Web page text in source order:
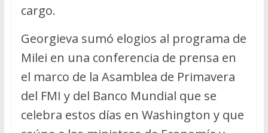
cargo.
Georgieva sumó elogios al programa de
Milei en una conferencia de prensa en
el marco de la Asamblea de Primavera
del FMI y del Banco Mundial que se
celebra estos días en Washington y que